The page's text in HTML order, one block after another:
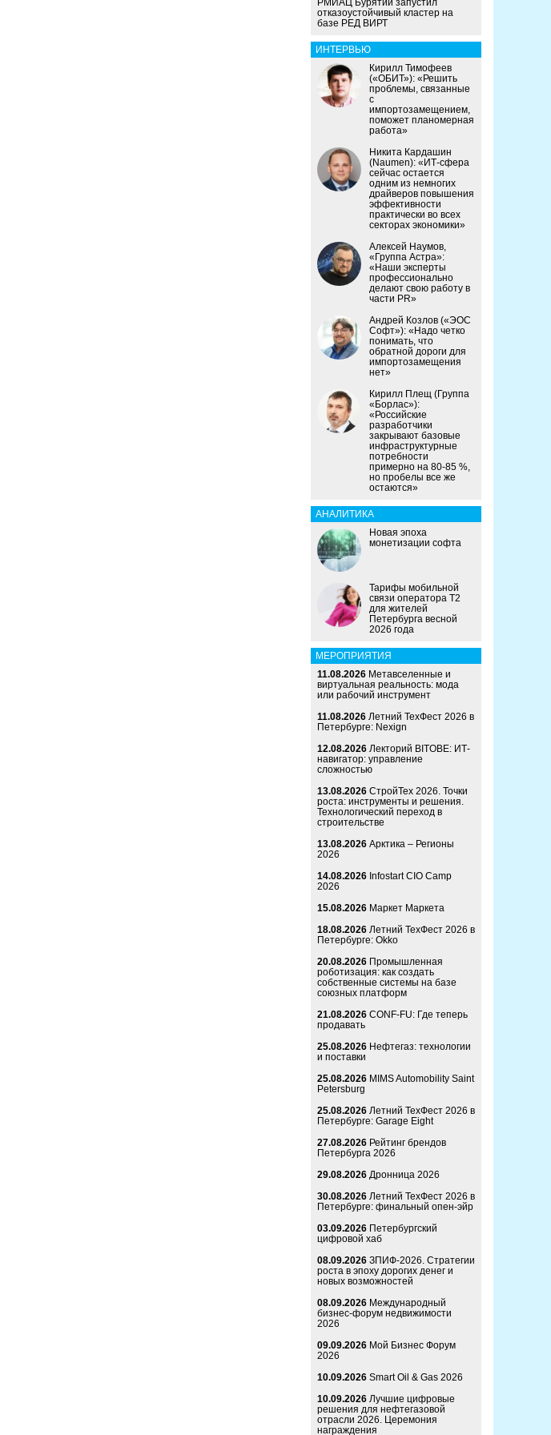
РМИАЦ Бурятии запустил
отказоустойчивый кластер на
базе РЕД ВИРТ
ИНТЕРВЬЮ
Кирилл Тимофеев
(«ОБИТ»): «Решить
проблемы, связанные
с
импортозамещением,
поможет планомерная
работа»
Никита Кардашин
(Naumen): «ИТ-сфера
сейчас остается
одним из немногих
драйверов повышения
эффективности
практически во всех
секторах экономики»
Алексей Наумов,
«Группа Астра»:
«Наши эксперты
профессионально
делают свою работу в
части PR»
Андрей Козлов («ЭОС
Софт»): «Надо четко
понимать, что
обратной дороги для
импортозамещения
нет»
Кирилл Плещ (Группа
«Борлас»):
«Российские
разработчики
закрывают базовые
инфраструктурные
потребности
примерно на 80-85 %,
но пробелы все же
остаются»
АНАЛИТИКА
Новая эпоха
монетизации софта
Тарифы мобильной
связи оператора Т2
для жителей
Петербурга весной
2026 года
МЕРОПРИЯТИЯ
11.08.2026 Метавселенные и
виртуальная реальность: мода
или рабочий инструмент
11.08.2026 Летний ТехФест 2026 в
Петербурге: Nexign
12.08.2026 Лекторий BITOBE: ИТ-
навигатор: управление
сложностью
13.08.2026 СтройТех 2026. Точки
роста: инструменты и решения.
Технологический переход в
строительстве
13.08.2026 Арктика – Регионы
2026
14.08.2026 Infostart CIO Camp
2026
15.08.2026 Маркет Маркета
18.08.2026 Летний ТехФест 2026 в
Петербурге: Okko
20.08.2026 Промышленная
роботизация: как создать
собственные системы на базе
союзных платформ
21.08.2026 CONF-FU: Где теперь
продавать
25.08.2026 Нефтегаз: технологии
и поставки
25.08.2026 MIMS Automobility Saint
Petersburg
25.08.2026 Летний ТехФест 2026 в
Петербурге: Garage Eight
27.08.2026 Рейтинг брендов
Петербурга 2026
29.08.2026 Дронница 2026
30.08.2026 Летний ТехФест 2026 в
Петербурге: финальный опен-эйр
03.09.2026 Петербургский
цифровой хаб
08.09.2026 ЗПИФ-2026. Стратегии
роста в эпоху дорогих денег и
новых возможностей
08.09.2026 Международный
бизнес-форум недвижимости
2026
09.09.2026 Мой Бизнес Форум
2026
10.09.2026 Smart Oil & Gas 2026
10.09.2026 Лучшие цифровые
решения для нефтегазовой
отрасли 2026. Церемония
награждения